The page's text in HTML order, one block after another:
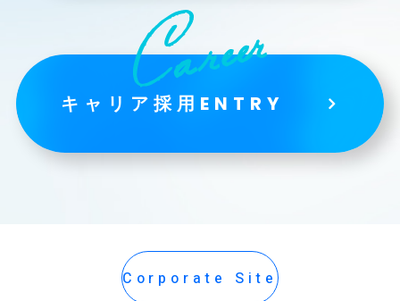
キャリア採用ENTRY
Corporate Site